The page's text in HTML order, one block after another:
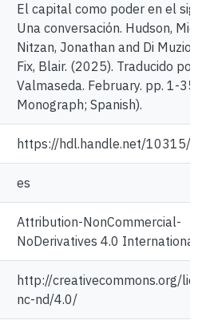
El capital como poder en el
Una conversación. Hudson,
Nitzan, Jonathan and Di Muzio,
Fix, Blair. (2025). Traducido por
Valmaseda. February. pp. 1-
Monograph; Spanish).
https://hdl.handle.net/10315/
es
Attribution-NonCommercial-
NoDerivatives 4.0 International
http://creativecommons.org/
nc-nd/4.0/